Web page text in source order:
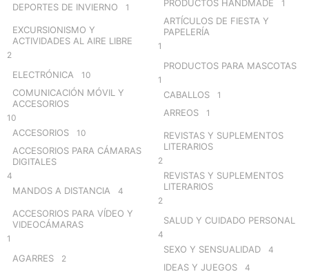
DEPORTES DE INVIERNO 1
EXCURSIONISMO Y
ACTIVIDADES AL AIRE LIBRE
2
ELECTRÓNICA 10
COMUNICACIÓN MÓVIL Y
ACCESORIOS
10
ACCESORIOS 10
ACCESORIOS PARA CÁMARAS
DIGITALES
4
MANDOS A DISTANCIA 4
ACCESORIOS PARA VÍDEO Y
VIDEOCÁMARAS
1
AGARRES 2
PRODUCTOS HANDMADE 1
ARTÍCULOS DE FIESTA Y
PAPELERÍA
1
PRODUCTOS PARA MASCOTAS
1
CABALLOS 1
ARREOS 1
REVISTAS Y SUPLEMENTOS
LITERARIOS
2
REVISTAS Y SUPLEMENTOS
LITERARIOS
2
SALUD Y CUIDADO PERSONAL
4
SEXO Y SENSUALIDAD 4
IDEAS Y JUEGOS 4